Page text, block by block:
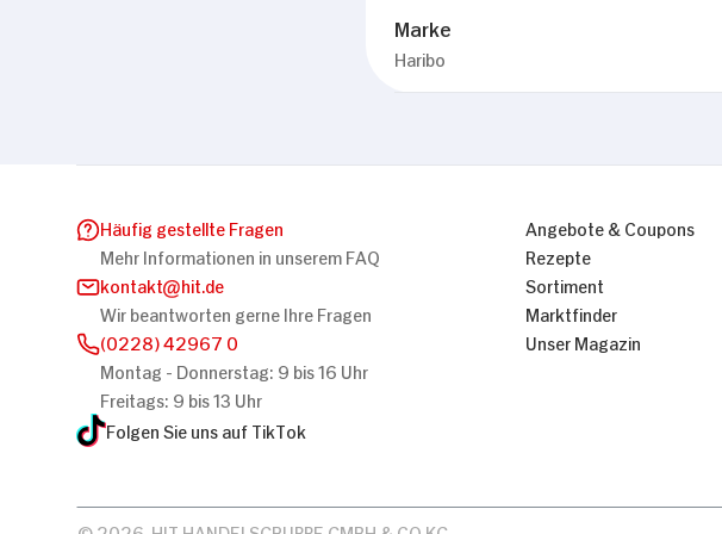
Marke
Haribo
Häufig gestellte Fragen
Mehr Informationen in unserem FAQ
kontakt
hit.de
Wir beantworten gerne Ihre Fragen
(0228) 42967 0
Montag - Donnerstag: 9 bis 16 Uhr
Freitags: 9 bis 13 Uhr
Folgen Sie uns auf TikTok
Angebote & Coupons
Rezepte
Sortiment
Marktfinder
Unser Magazin